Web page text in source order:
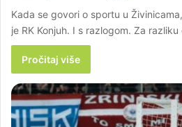
Kada se govori o sportu u
je RK Konjuh. I s razlogom. Za
Pročitaj više